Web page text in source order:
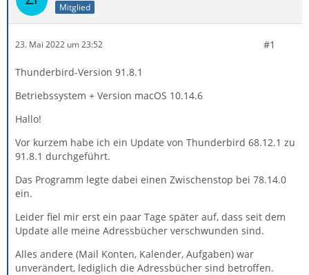
Mitglied
23. Mai 2022 um 23:52 #1
Thunderbird-Version 91.8.1
Betriebssystem + Version macOS 10.14.6
Hallo!
Vor kurzem habe ich ein Update von Thunderbird 68.12.1 zu
91.8.1 durchgeführt.
Das Programm legte dabei einen Zwischenstop bei 78.14.0
ein.
Leider fiel mir erst ein paar Tage später auf, dass seit dem
Update alle meine Adressbücher verschwunden sind.
Alles andere (Mail Konten, Kalender, Aufgaben) war
unverändert, lediglich die Adressbücher sind betroffen.